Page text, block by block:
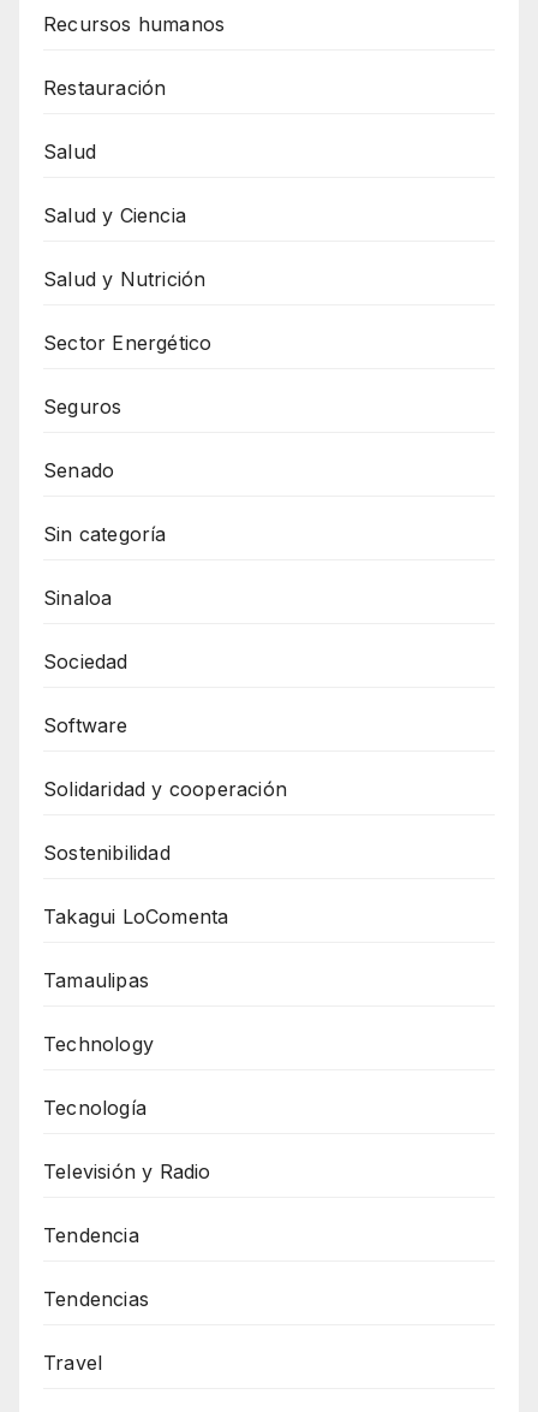
Recursos humanos
Restauración
Salud
Salud y Ciencia
Salud y Nutrición
Sector Energético
Seguros
Senado
Sin categoría
Sinaloa
Sociedad
Software
Solidaridad y cooperación
Sostenibilidad
Takagui LoComenta
Tamaulipas
Technology
Tecnología
Televisión y Radio
Tendencia
Tendencias
Travel